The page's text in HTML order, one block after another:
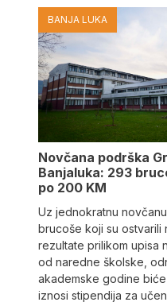
BANJA LUKA
Novčana podrška
Banjaluka: 293
po 200 KM
Uz jednokratnu
brucoše koji su ostvarili
rezultate prilikom upisa
od naredne školske,
akademske godine
iznosi stipendija za